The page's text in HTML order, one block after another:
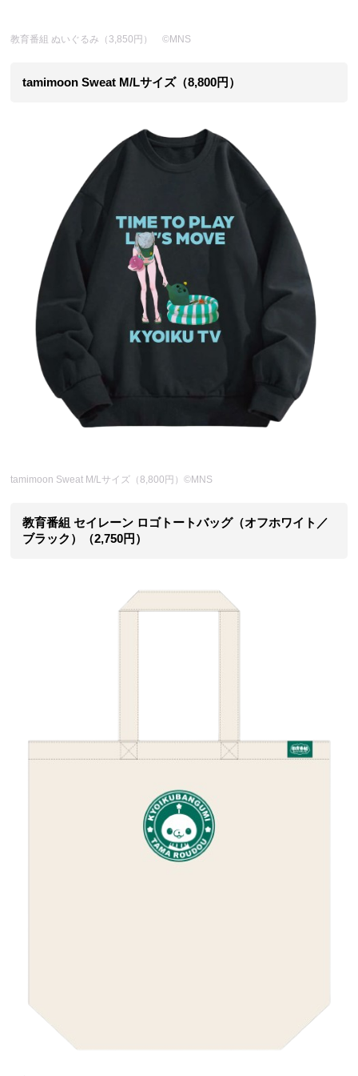
教育番組 ぬいぐるみ（3,850円） ©MNS
tamimoon Sweat M/Lサイズ（8,800円）
tamimoon Sweat M/Lサイズ（8,800円）©MNS
教育番組 セイレーン ロゴトートバッグ（オフホワイト／
ブラック）（2,750円）